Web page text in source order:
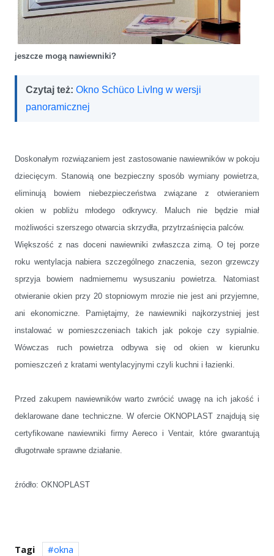
jeszcze mogą nawiewniki?
Czytaj też: Okno Schüco LivIng w wersji
panoramicznej
Doskonałym rozwiązaniem jest zastosowanie nawiewników w pokoju
dziecięcym. Stanowią one bezpieczny sposób wymiany powietrza,
eliminują bowiem niebezpieczeństwa związane z otwieraniem
okien w pobliżu młodego odkrywcy. Maluch nie będzie miał
możliwości szerszego otwarcia skrzydła, przytrzaśnięcia palców.
Większość z nas doceni nawiewniki zwłaszcza zimą. O tej porze
roku wentylacja nabiera szczególnego znaczenia, sezon grzewczy
sprzyja bowiem nadmiernemu wysuszaniu powietrza. Natomiast
otwieranie okien przy 20 stopniowym mrozie nie jest ani przyjemne,
ani ekonomiczne. Pamiętajmy, że nawiewniki najkorzystniej jest
instalować w pomieszczeniach takich jak pokoje czy sypialnie.
Wówczas ruch powietrza odbywa się od okien w kierunku
pomieszczeń z kratami wentylacyjnymi czyli kuchni i łazienki.
Przed zakupem nawiewników warto zwrócić uwagę na ich jakość i
deklarowane dane techniczne. W ofercie OKNOPLAST znajdują się
certyfikowane nawiewniki firmy Aereco i Ventair, które gwarantują
długotrwałe sprawne działanie.
źródło: OKNOPLAST
Tagi okna